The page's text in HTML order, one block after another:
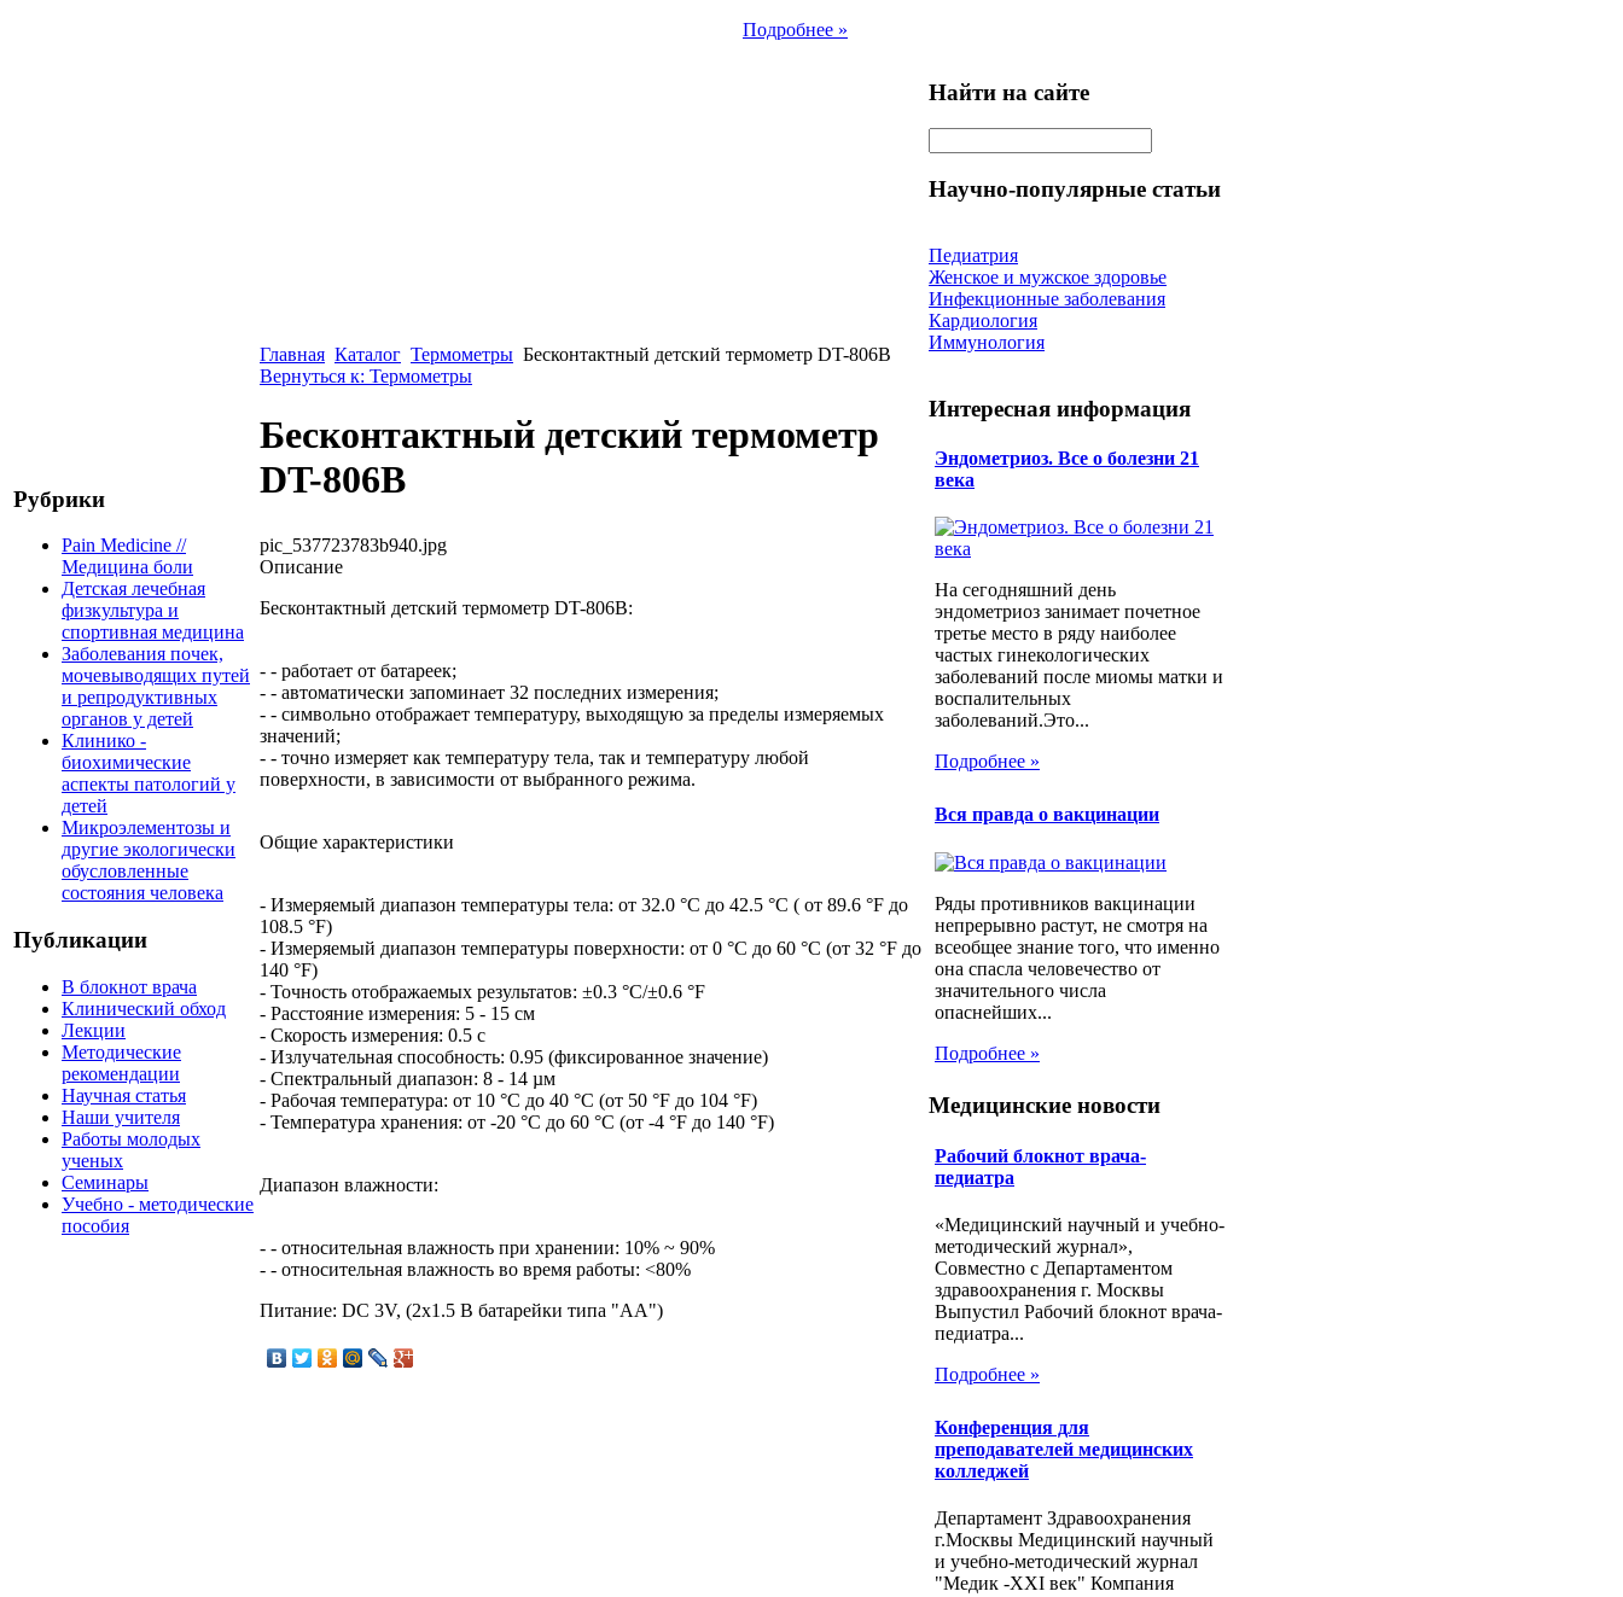
Подробнее »
Рубрики
Pain Medicine //
Медицина боли
Детская лечебная
физкультура и
спортивная медицина
Заболевания почек,
мочевыводящих путей
и репродуктивных
органов у детей
Клинико -
биохимические
аспекты патологий у
детей
Микроэлементозы и
другие экологически
обусловленные
состояния человека
Публикации
В блокнот врача
Клинический обход
Лекции
Методические
рекомендации
Научная статья
Наши учителя
Работы молодых
ученых
Семинары
Учебно - методические
пособия
Главная Каталог Термометры Бесконтактный детский термометр DT-806В
Вернуться к: Термометры
Бесконтактный детский термометр
DT-806В
pic_537723783b940.jpg
Описание
Бесконтактный детский термометр DT-806В:
- - работает от батареек;
- - автоматически запоминает 32 последних измерения;
- - символьно отображает температуру, выходящую за пределы измеряемых
значений;
- - точно измеряет как температуру тела, так и температуру любой
поверхности, в зависимости от выбранного режима.
Общие характеристики
- Измеряемый диапазон температуры тела: от 32.0 °С до 42.5 °С ( от 89.6 °F до
108.5 °F)
- Измеряемый диапазон температуры поверхности: от 0 °С до 60 °С (от 32 °F до
140 °F)
- Точность отображаемых результатов: ±0.3 °С/±0.6 °F
- Расстояние измерения: 5 - 15 см
- Скорость измерения: 0.5 с
- Излучательная способность: 0.95 (фиксированное значение)
- Спектральный диапазон: 8 - 14 µм
- Рабочая температура: от 10 °С до 40 °С (от 50 °F до 104 °F)
- Температура хранения: от -20 °С до 60 °С (от -4 °F до 140 °F)
Диапазон влажности:
- - относительная влажность при хранении: 10% ~ 90%
- - относительная влажность во время работы: <80%
Питание: DC 3V, (2х1.5 В батарейки типа "АА")
Найти на сайте
Научно-популярные статьи
Педиатрия
Женское и мужское здоровье
Инфекционные заболевания
Кардиология
Иммунология
Интересная информация
Эндометриоз. Все о болезни 21
века
На сегодняшний день
эндометриоз занимает почетное
третье место в ряду наиболее
частых гинекологических
заболеваний после миомы матки и
воспалительных
заболеваний.Это...
Подробнее »
Вся правда о вакцинации
Ряды противников вакцинации
непрерывно растут, не смотря на
всеобщее знание того, что именно
она спасла человечество от
значительного числа
опаснейших...
Подробнее »
Медицинские новости
Рабочий блокнот врача-
педиатра
«Медицинский научный и учебно-
методический журнал»,
Совместно с Департаментом
здравоохранения г. Москвы
Выпустил Рабочий блокнот врача-
педиатра...
Подробнее »
Конференция для
преподавателей медицинских
колледжей
Департамент Здравоохранения
г.Москвы Медицинский научный
и учебно-методический журнал
"Медик -ХХI век" Компания